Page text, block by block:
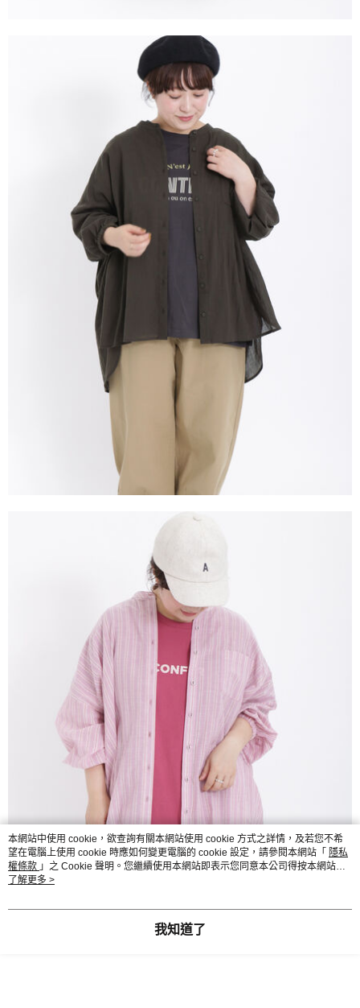
本網站中使用 cookie，欲查詢有關本網站使用 cookie 方式之詳情，及若您不希
望在電腦上使用 cookie 時應如何變更電腦的 cookie 設定，請參閱本網站「 隱私
權條款 」之 Cookie 聲明。您繼續使用本網站即表示您同意本公司得按本網站使
用條款之 Cookie 聲明使用 cookie。
了解更多 >
我知道了